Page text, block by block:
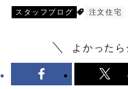
スタッフブログ 注文住宅
よかったら